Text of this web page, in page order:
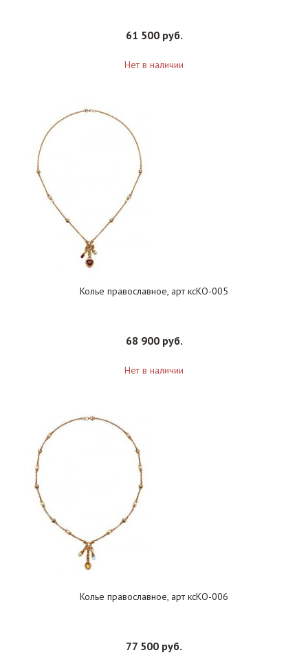
61 500 руб.
Нет в наличии
Колье православное, арт ксКО-005
68 900 руб.
Нет в наличии
Колье православное, арт ксКО-006
77 500 руб.